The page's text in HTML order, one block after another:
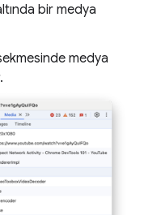
bir medya
medya